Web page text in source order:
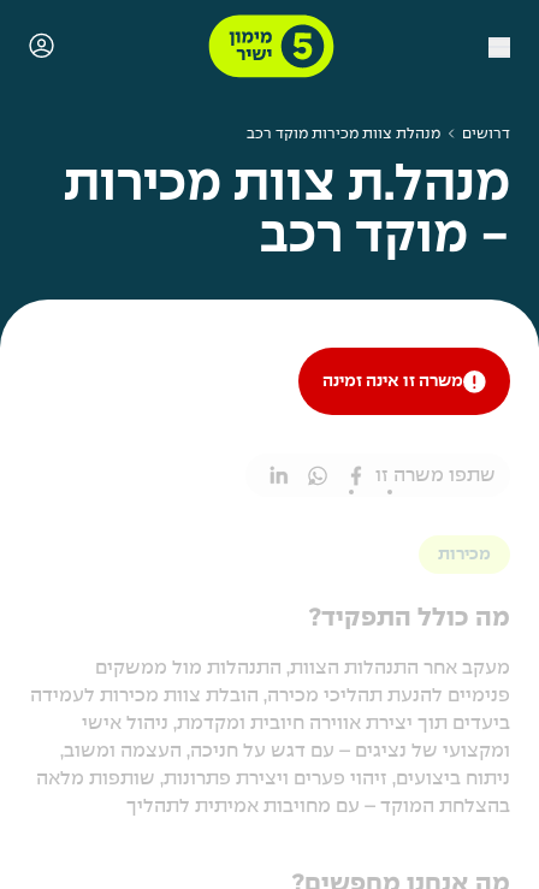
דרושים מנהלת צוות מכירות מוקד רכב
מנהל.ת צוות מכירות
- מוקד רכב
משרה זו אינה זמינה
שתפו משרה זו
מכירות
מה כולל התפקיד?
מעקב אחר התנהלות הצוות, התנהלות מול ממשקים
פנימיים להנעת תהליכי מכירה, הובלת צוות מכירות לעמידה
ביעדים תוך יצירת אווירה חיובית ומקדמת, ניהול אישי
ומקצועי של נציגים – עם דגש על חניכה, העצמה ומשוב,
ניתוח ביצועים, זיהוי פערים ויצירת פתרונות, שותפות מלאה
בהצלחת המוקד – עם מחויבות אמיתית לתהליך
מה אנחנו מחפשים?